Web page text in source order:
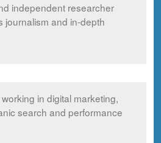
independent researcher
journalism and in-depth
in digital marketing,
search and performance